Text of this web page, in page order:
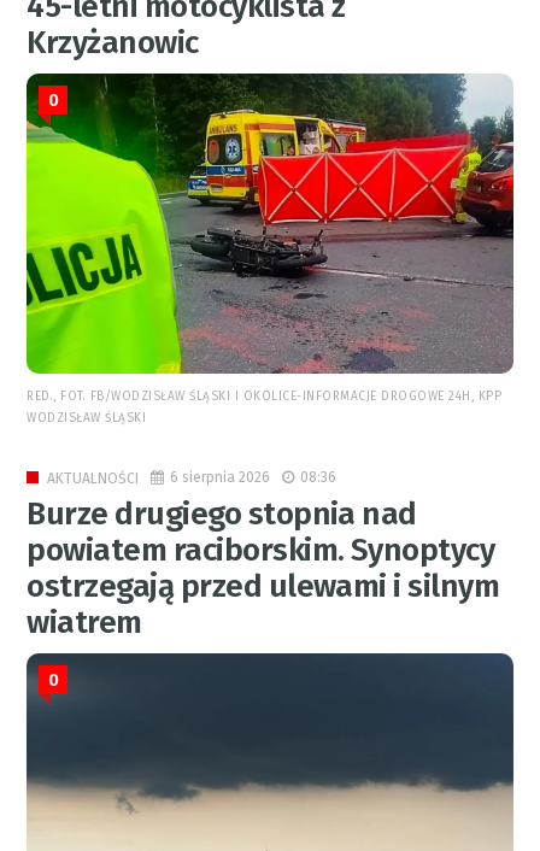
Krzyżanowic
0
RED., FOT. FB/WODZISŁAW ŚLĄSKI I OKOLICE-INFORMACJE DROGOWE 24H, KPP
WODZISŁAW ŚLĄSKI
AKTUALNOŚCI 6 sierpnia 2026 08:36
Burze drugiego stopnia nad
powiatem raciborskim. Synoptycy
ostrzegają przed ulewami i silnym
wiatrem
0